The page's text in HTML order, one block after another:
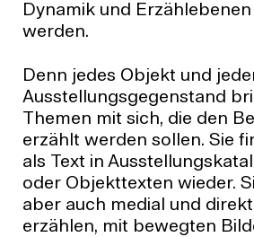
Dynamik und
werden.
Denn jedes Objekt und
Ausstellungsgegenstand
Themen mit sich, die den
erzählt werden sollen. Sie
als Text in
oder Objekttexten wieder.
aber auch medial und
erzählen, mit bewegten